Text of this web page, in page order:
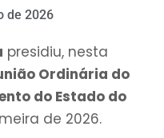
de 2026
presidiu, nesta
Ordinária do
do Estado do
de 2026.